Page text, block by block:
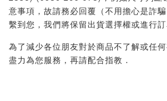
意事項，故請務必回覆（不用擔心是詐
繫到您，我們將保留出貨選擇權或進行訂
為了減少各位朋友對於商品不了解或任
盡力為您服務，再請配合指教．